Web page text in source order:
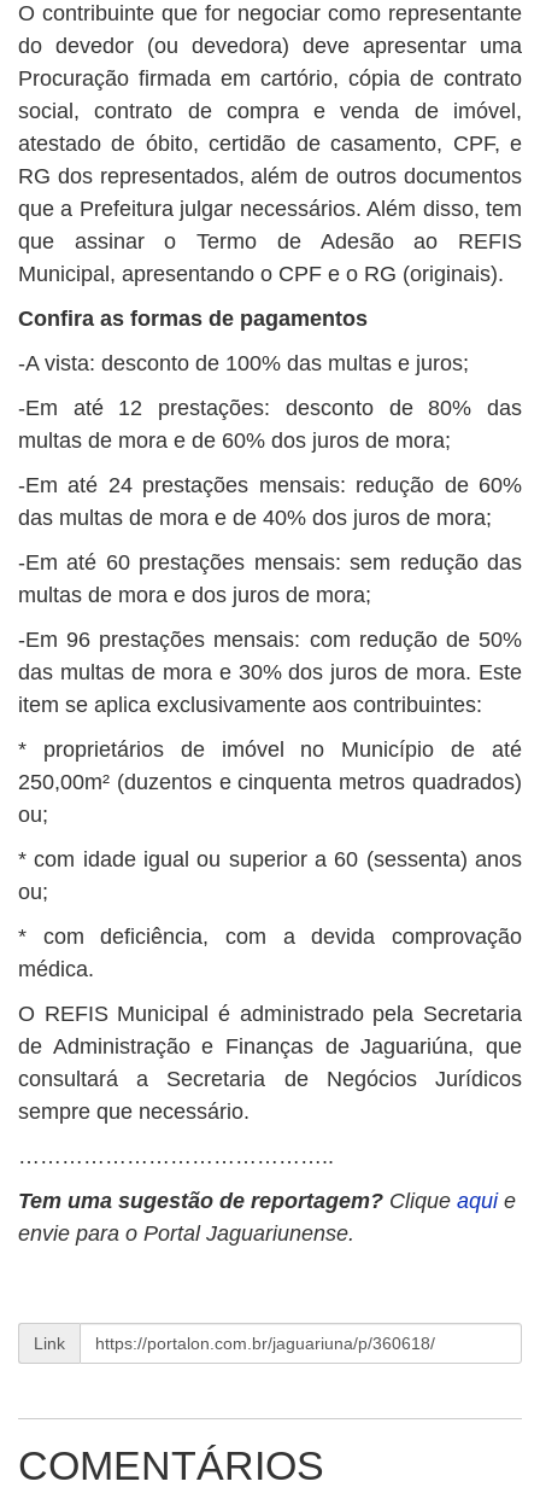
O contribuinte que for negociar como representante
do devedor (ou devedora) deve apresentar uma
Procuração firmada em cartório, cópia de contrato
social, contrato de compra e venda de imóvel,
atestado de óbito, certidão de casamento, CPF, e
RG dos representados, além de outros documentos
que a Prefeitura julgar necessários. Além disso, tem
que assinar o Termo de Adesão ao REFIS
Municipal, apresentando o CPF e o RG (originais).
Confira as formas de pagamentos
-A vista: desconto de 100% das multas e juros;
-Em até 12 prestações: desconto de 80% das
multas de mora e de 60% dos juros de mora;
-Em até 24 prestações mensais: redução de 60%
das multas de mora e de 40% dos juros de mora;
-Em até 60 prestações mensais: sem redução das
multas de mora e dos juros de mora;
-Em 96 prestações mensais: com redução de 50%
das multas de mora e 30% dos juros de mora. Este
item se aplica exclusivamente aos contribuintes:
* proprietários de imóvel no Município de até
250,00m² (duzentos e cinquenta metros quadrados)
ou;
* com idade igual ou superior a 60 (sessenta) anos
ou;
* com deficiência, com a devida comprovação
médica.
O REFIS Municipal é administrado pela Secretaria
de Administração e Finanças de Jaguariúna, que
consultará a Secretaria de Negócios Jurídicos
sempre que necessário.
……………………………………..
Tem uma sugestão de reportagem? Clique aqui e
envie para o Portal Jaguariunense.
Link
COMENTÁRIOS